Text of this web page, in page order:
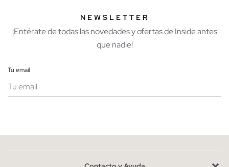
NEWSLETTER
¡Entérate de todas las novedades y ofertas de Inside antes
que nadie!
Tu email